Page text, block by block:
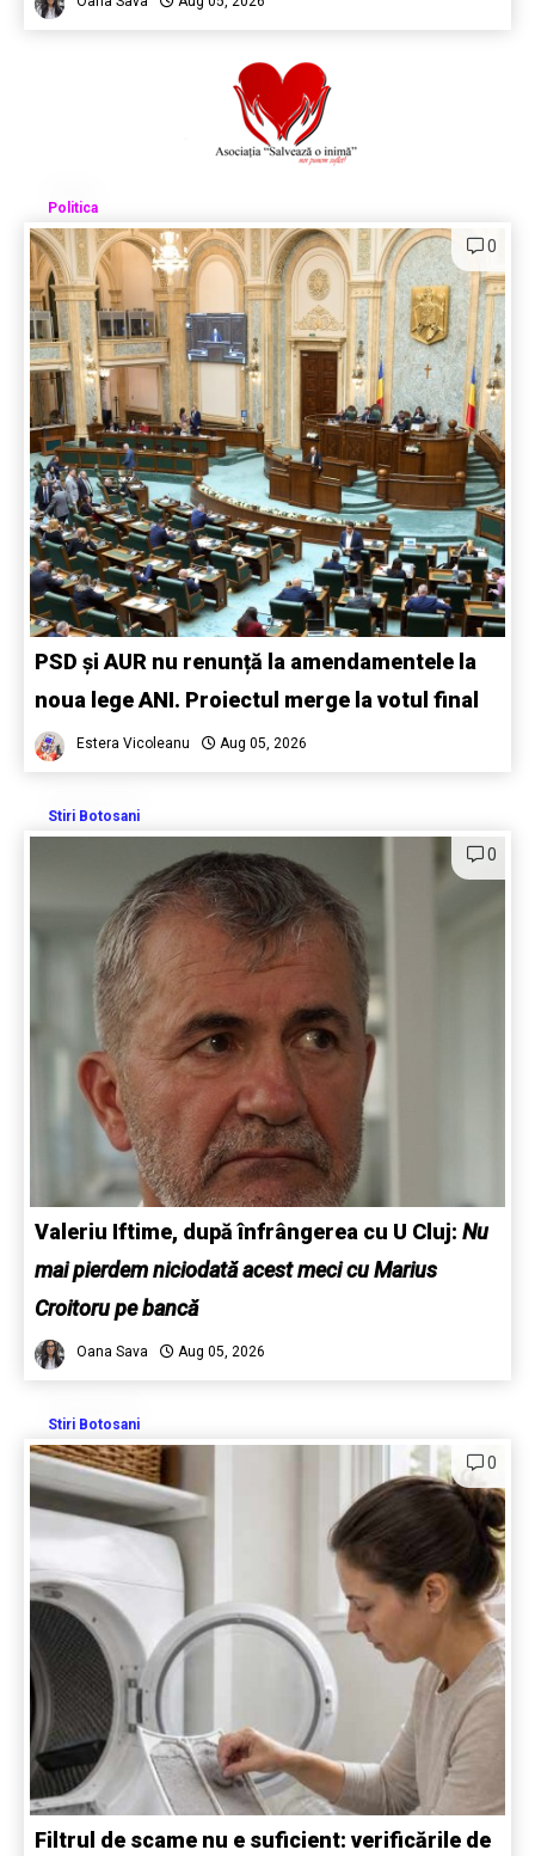
Politica
0
PSD și AUR nu renunță la amendamentele la
noua lege ANI. Proiectul merge la votul final
Estera Vicoleanu Aug 05, 2026
Stiri Botosani
0
Valeriu Iftime, după înfrângerea cu U Cluj: Nu
mai pierdem niciodată acest meci cu Marius
Croitoru pe bancă
Oana Sava Aug 05, 2026
Stiri Botosani
0
Filtrul de scame nu e suficient: verificările de